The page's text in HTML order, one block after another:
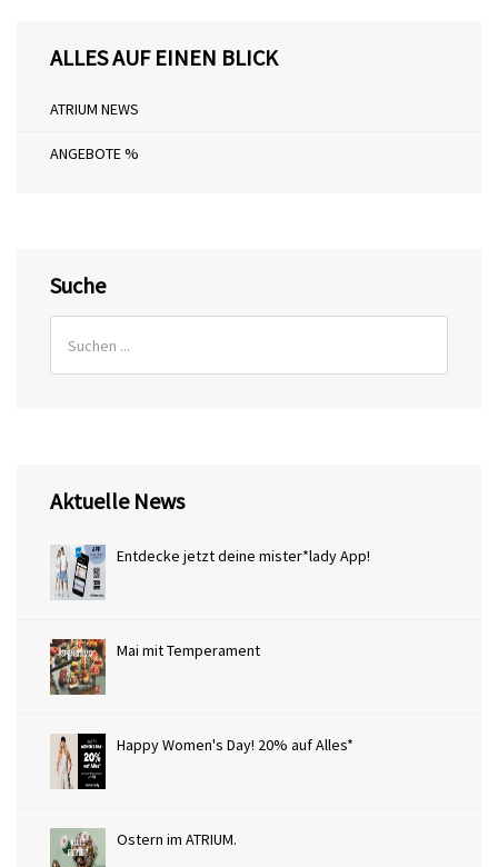
ALLES AUF EINEN BLICK
ATRIUM NEWS
ANGEBOTE %
Suche
Aktuelle News
Entdecke jetzt deine mister*lady App!
Mai mit Temperament
Happy Women's Day! 20% auf Alles*
Ostern im ATRIUM.